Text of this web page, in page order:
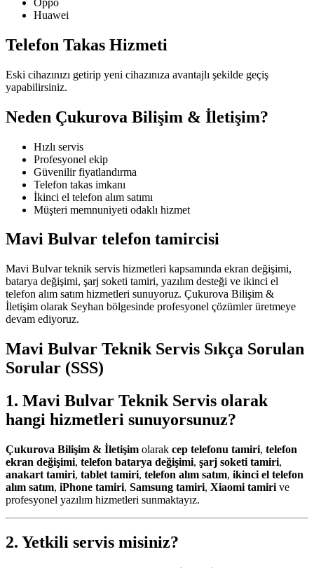
Huawei
Telefon Takas Hizmeti
Eski cihazınızı getirip yeni cihazınıza avantajlı şekilde geçiş
yapabilirsiniz.
Neden Çukurova Bilişim & İletişim?
Hızlı servis
Profesyonel ekip
Güvenilir fiyatlandırma
Telefon takas imkanı
İkinci el telefon alım satımı
Müşteri memnuniyeti odaklı hizmet
Mavi Bulvar telefon tamircisi
Mavi Bulvar teknik servis hizmetleri kapsamında ekran değişimi,
batarya değişimi, şarj soketi tamiri, yazılım desteği ve ikinci el
telefon alım satım hizmetleri sunuyoruz. Çukurova Bilişim &
İletişim olarak Seyhan bölgesinde profesyonel çözümler üretmeye
devam ediyoruz.
Mavi Bulvar Teknik Servis Sıkça Sorulan
Sorular (SSS)
1. Mavi Bulvar Teknik Servis olarak
hangi hizmetleri sunuyorsunuz?
Çukurova Bilişim & İletişim olarak cep telefonu tamiri, telefon
ekran değişimi, telefon batarya değişimi, şarj soketi tamiri,
anakart tamiri, tablet tamiri, telefon alım satım, ikinci el telefon
alım satım, iPhone tamiri, Samsung tamiri, Xiaomi tamiri ve
profesyonel yazılım hizmetleri sunmaktayız.
2. Yetkili servis misiniz?